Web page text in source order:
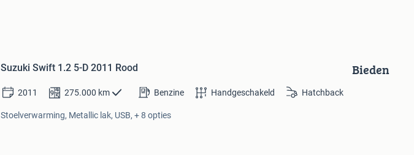
Suzuki Swift 1.2 5-D 2011 Rood Bieden
2011 275.000 km Benzine Handgeschakeld Hatchback
Stoelverwarming, Metallic lak, USB, + 8 opties